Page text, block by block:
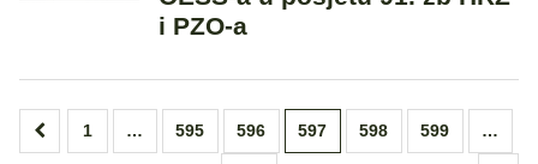
i PZO-a
Brojevi
1 … 595 596 597 598 599 …